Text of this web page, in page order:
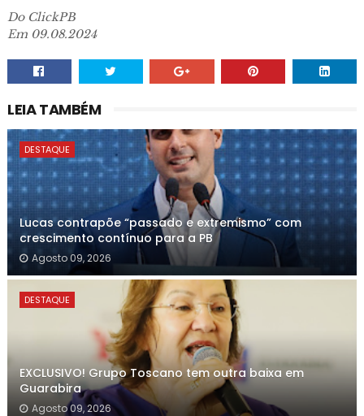
Do ClickPB
Em 09.08.2024
LEIA TAMBÉM
DESTAQUE
Lucas contrapõe “passado e extremismo” com
crescimento contínuo para a PB
Agosto 09, 2026
DESTAQUE
EXCLUSIVO! Grupo Toscano tem outra baixa em
Guarabira
Agosto 09, 2026